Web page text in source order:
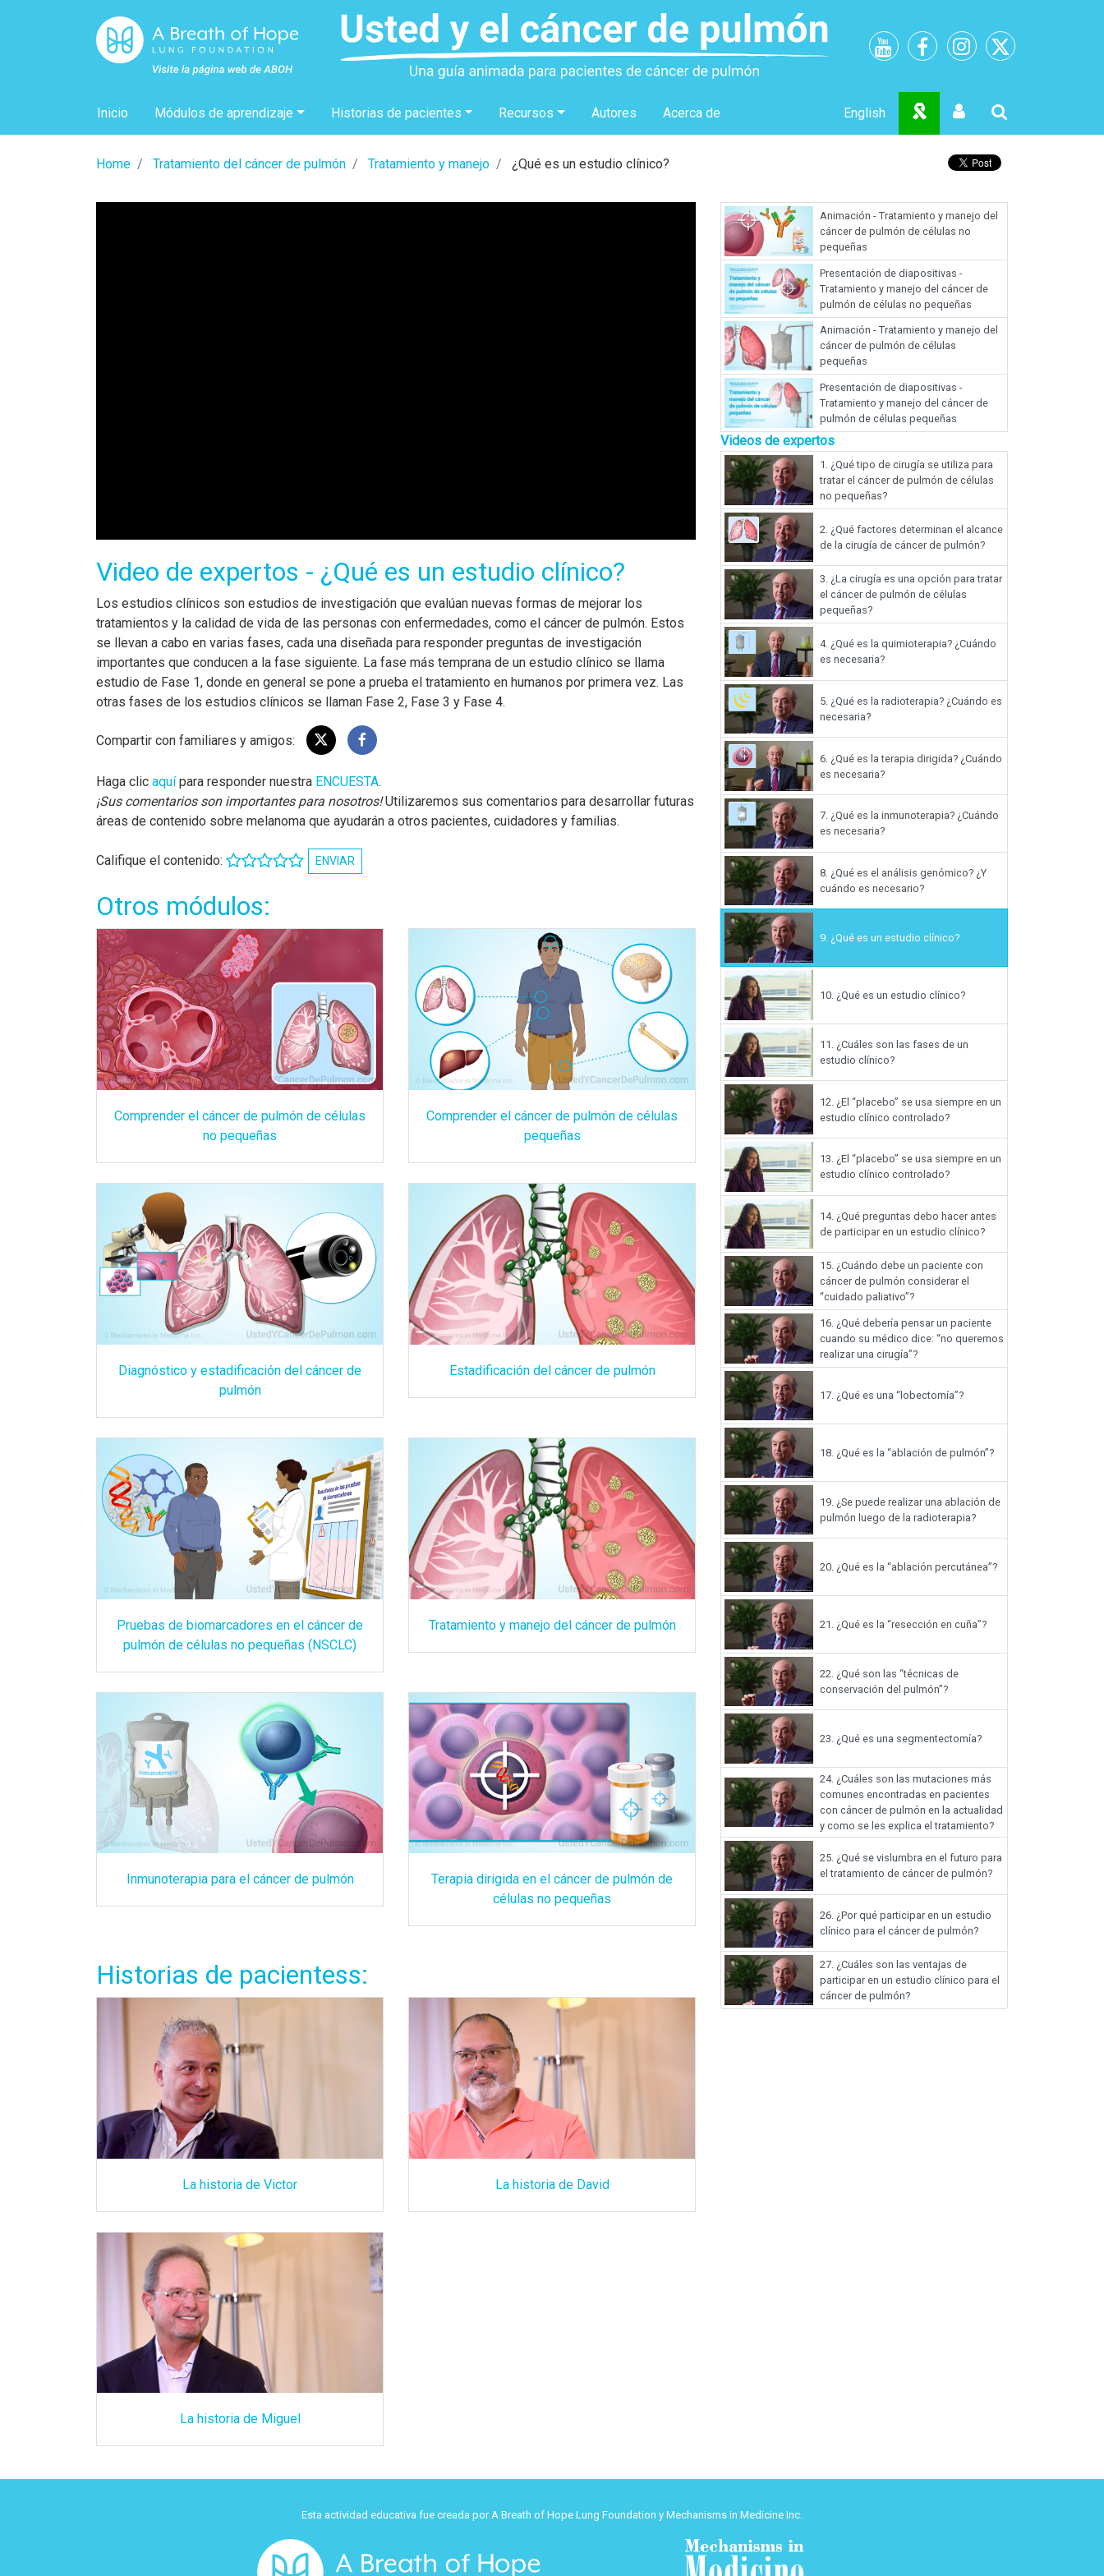
Inicio Módulos de aprendizaje Historias de pacientes Recursos Autores Acerca de English
Home Tratamiento del cáncer de pulmón Tratamiento y manejo ¿Qué es un estudio clínico?
Video de expertos - ¿Qué es un estudio clínico?
Los estudios clínicos son estudios de investigación que evalúan nuevas formas de mejorar los
tratamientos y la calidad de vida de las personas con enfermedades, como el cáncer de pulmón. Estos
se llevan a cabo en varias fases, cada una diseñada para responder preguntas de investigación
importantes que conducen a la fase siguiente. La fase más temprana de un estudio clínico se llama
estudio de Fase 1, donde en general se pone a prueba el tratamiento en humanos por primera vez. Las
otras fases de los estudios clínicos se llaman Fase 2, Fase 3 y Fase 4.
Compartir con familiares y amigos:
Haga clic aquípara responder nuestra ENCUESTA.
¡Sus comentarios son importantes para nosotros!Utilizaremos sus comentarios para desarrollar futuras
áreas de contenido sobre melanoma que ayudarán a otros pacientes, cuidadores y familias.
Califique el contenido: ENVIAR
Otros módulos:
Comprender el cáncer de pulmón de células
no pequeñas
Comprender el cáncer de pulmón de células
pequeñas
Diagnóstico y estadificación del cáncer de
pulmón
Estadificación del cáncer de pulmón
Pruebas de biomarcadores en el cáncer de
pulmón de células no pequeñas (NSCLC)
Tratamiento y manejo del cáncer de pulmón
Inmunoterapia para el cáncer de pulmón
Terapia dirigida en el cáncer de pulmón de
células no pequeñas
Historias de pacientess:
La historia de Victor La historia de David
La historia de Miguel
Animación - Tratamiento y manejo del
cáncer de pulmón de células no
pequeñas
Presentación de diapositivas -
Tratamiento y manejo del cáncer de
pulmón de células no pequeñas
Animación - Tratamiento y manejo del
cáncer de pulmón de células
pequeñas
Presentación de diapositivas -
Tratamiento y manejo del cáncer de
pulmón de células pequeñas
Videos de expertos
1. ¿Qué tipo de cirugía se utiliza para
tratar el cáncer de pulmón de células
no pequeñas?
2. ¿Qué factores determinan el alcance
de la cirugía de cáncer de pulmón?
3. ¿La cirugía es una opción para tratar
el cáncer de pulmón de células
pequeñas?
4. ¿Qué es la quimioterapia? ¿Cuándo
es necesaria?
5. ¿Qué es la radioterapia? ¿Cuándo es
necesaria?
6. ¿Qué es la terapia dirigida? ¿Cuándo
es necesaria?
7. ¿Qué es la inmunoterapia? ¿Cuándo
es necesaria?
8. ¿Qué es el análisis genómico? ¿Y
cuándo es necesario?
9. ¿Qué es un estudio clínico?
10. ¿Qué es un estudio clínico?
11. ¿Cuáles son las fases de un
estudio clínico?
12. ¿El “placebo” se usa siempre en un
estudio clínico controlado?
13. ¿El “placebo” se usa siempre en un
estudio clínico controlado?
14. ¿Qué preguntas debo hacer antes
de participar en un estudio clínico?
15. ¿Cuándo debe un paciente con
cáncer de pulmón considerar el
“cuidado paliativo”?
16. ¿Qué debería pensar un paciente
cuando su médico dice: “no queremos
realizar una cirugía”?
17. ¿Qué es una “lobectomía”?
18. ¿Qué es la “ablación de pulmón”?
19. ¿Se puede realizar una ablación de
pulmón luego de la radioterapia?
20. ¿Qué es la “ablación percutánea”?
21. ¿Qué es la “resección en cuña”?
22. ¿Qué son las “técnicas de
conservación del pulmón”?
23. ¿Qué es una segmentectomía?
24. ¿Cuáles son las mutaciones más
comunes encontradas en pacientes
con cáncer de pulmón en la actualidad
y como se les explica el tratamiento?
25. ¿Qué se vislumbra en el futuro para
el tratamiento de cáncer de pulmón?
26. ¿Por qué participar en un estudio
clínico para el cáncer de pulmón?
27. ¿Cuáles son las ventajas de
participar en un estudio clínico para el
cáncer de pulmón?
Esta actividad educativa fue creada por A Breath of Hope Lung Foundation y Mechanisms in Medicine Inc.